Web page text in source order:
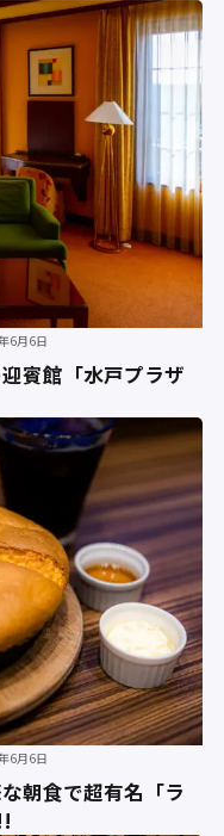
6月6日
賓館「水戸プラザ
6月6日
朝食で超有名「ラ